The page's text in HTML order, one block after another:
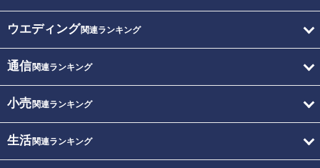
ウエディング関連ランキング
通信関連ランキング
小売関連ランキング
生活関連ランキング